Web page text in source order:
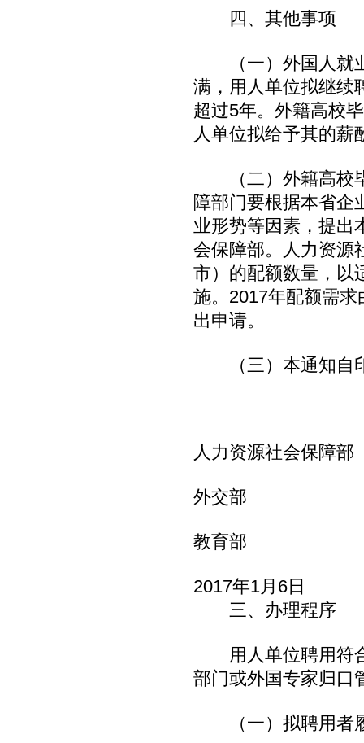
四、其他事项
（一）外国人就业
满，用人单位拟继续
超过5年。外籍高校
人单位拟给予其的薪
（二）外籍高校毕
障部门要根据本省企
业形势等因素，提出
会保障部。人力资源
市）的配额数量，以
施。2017年配额需
出申请。
（三）本通知自
人力资源社会保障部
外交部
教育部
2017年1月6日
三、办理程序
用人单位聘用符合
部门或外国专家归口
（一）拟聘用者